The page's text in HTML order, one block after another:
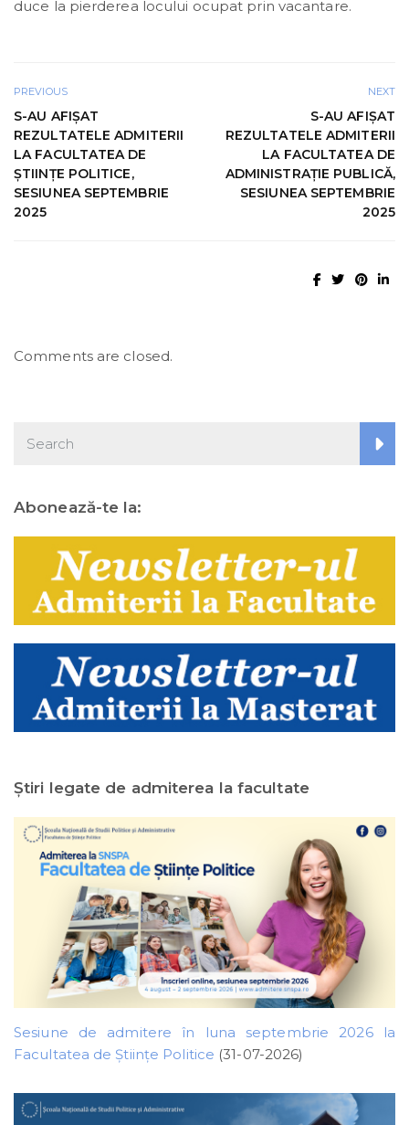
duce la pierderea locului ocupat prin vacantare.
PREVIOUS
S-AU AFIŞAT
REZULTATELE ADMITERII
LA FACULTATEA DE
ŞTIINŢE POLITICE,
SESIUNEA SEPTEMBRIE
2025
NEXT
S-AU AFIŞAT
REZULTATELE ADMITERII
LA FACULTATEA DE
ADMINISTRAȚIE PUBLICĂ,
SESIUNEA SEPTEMBRIE
2025
Comments are closed.
Abonează-te la:
Ştiri legate de admiterea la facultate
Sesiune de admitere în luna septembrie 2026 la
Facultatea de Științe Politice (31-07-2026)